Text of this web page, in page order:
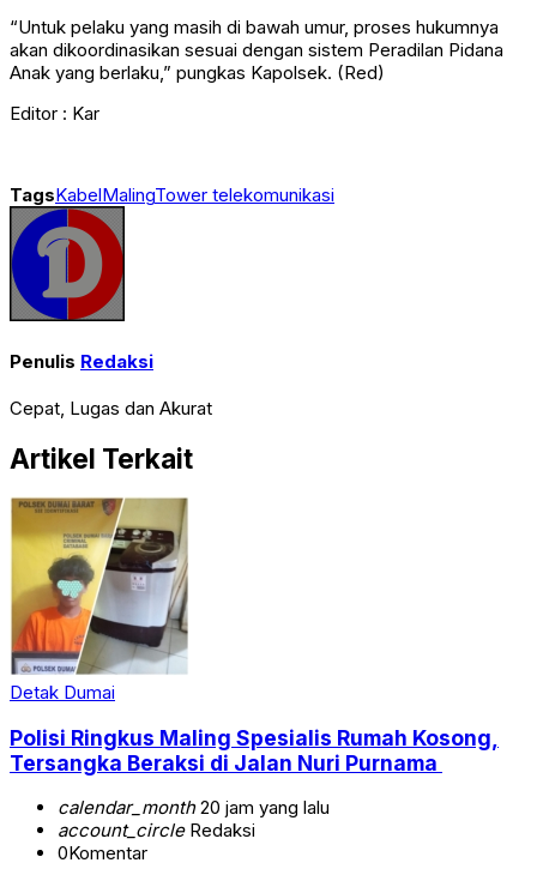
“Untuk pelaku yang masih di bawah umur, proses hukumnya
akan dikoordinasikan sesuai dengan sistem Peradilan Pidana
Anak yang berlaku,” pungkas Kapolsek. (Red)
Editor : Kar
TagsKabelMalingTower telekomunikasi
Penulis Redaksi
Cepat, Lugas dan Akurat
Artikel Terkait
Detak Dumai
Polisi Ringkus Maling Spesialis Rumah Kosong,
Tersangka Beraksi di Jalan Nuri Purnama
calendar_month20 jam yang lalu
account_circleRedaksi
0Komentar